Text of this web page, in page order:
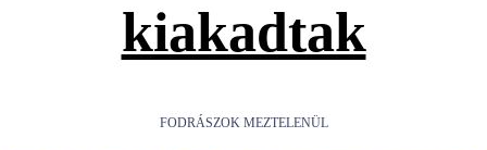
kiakadtak
FODRÁSZOK MEZTELENÜL